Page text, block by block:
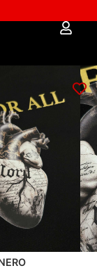
ALLE MISURE
M
L